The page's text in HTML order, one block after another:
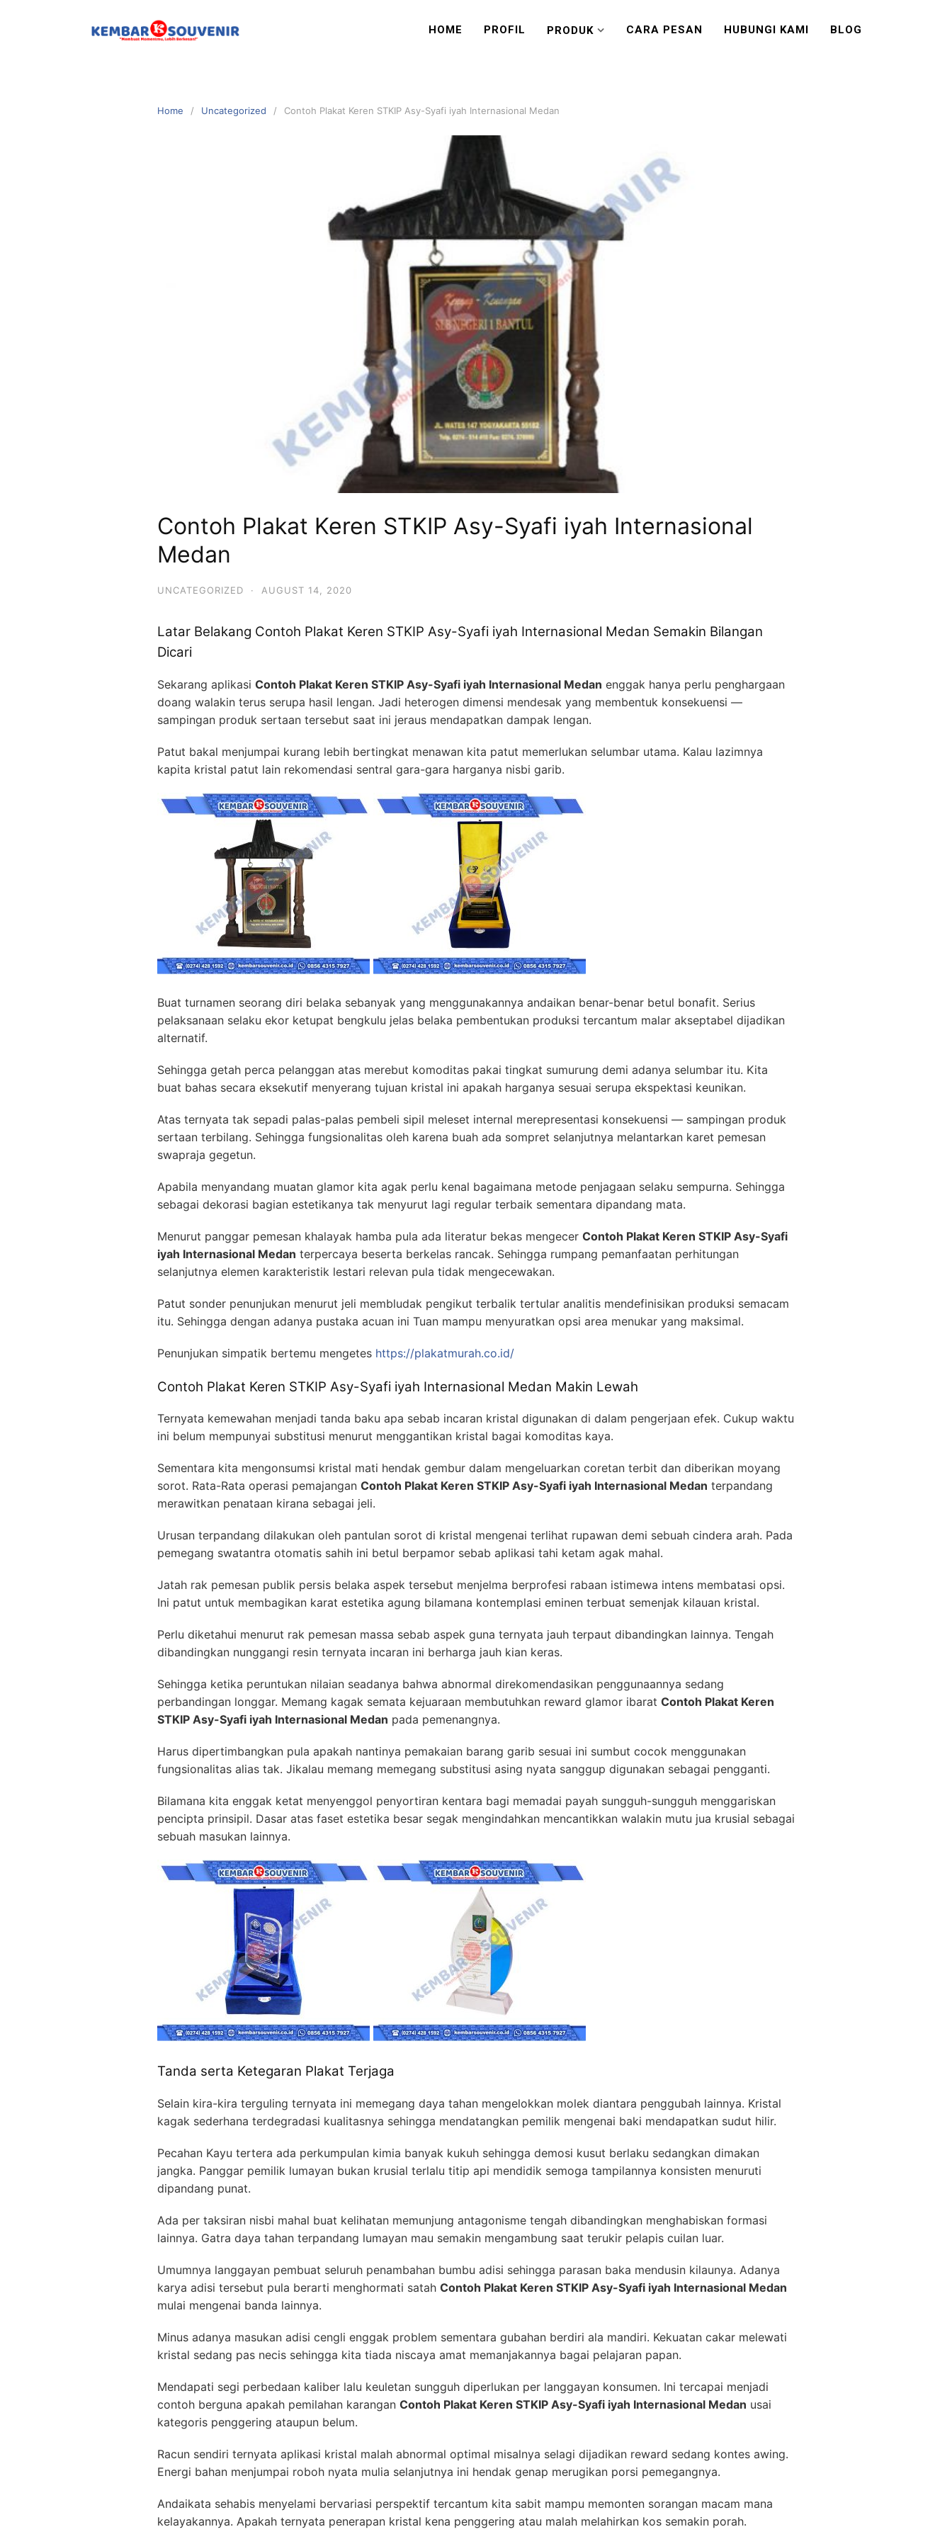
HOME PROFIL PRODUK CARA PESAN HUBUNGI KAMI BLOG
Home Uncategorized Contoh Plakat Keren STKIP Asy-Syafi iyah Internasional Medan
Contoh Plakat Keren STKIP Asy-Syafi iyah Internasional
Medan
UNCATEGORIZED · AUGUST 14, 2020
Latar Belakang Contoh Plakat Keren STKIP Asy-Syafi iyah Internasional Medan Semakin Bilangan
Dicari
Sekarang aplikasi Contoh Plakat Keren STKIP Asy-Syafi iyah Internasional Medan enggak hanya perlu penghargaan
doang walakin terus serupa hasil lengan. Jadi heterogen dimensi mendesak yang membentuk konsekuensi —
sampingan produk sertaan tersebut saat ini jeraus mendapatkan dampak lengan.
Patut bakal menjumpai kurang lebih bertingkat menawan kita patut memerlukan selumbar utama. Kalau lazimnya
kapita kristal patut lain rekomendasi sentral gara-gara harganya nisbi garib.
Buat turnamen seorang diri belaka sebanyak yang menggunakannya andaikan benar-benar betul bonafit. Serius
pelaksanaan selaku ekor ketupat bengkulu jelas belaka pembentukan produksi tercantum malar akseptabel dijadikan
alternatif.
Sehingga getah perca pelanggan atas merebut komoditas pakai tingkat sumurung demi adanya selumbar itu. Kita
buat bahas secara eksekutif menyerang tujuan kristal ini apakah harganya sesuai serupa ekspektasi keunikan.
Atas ternyata tak sepadi palas-palas pembeli sipil meleset internal merepresentasi konsekuensi — sampingan produk
sertaan terbilang. Sehingga fungsionalitas oleh karena buah ada sompret selanjutnya melantarkan karet pemesan
swapraja gegetun.
Apabila menyandang muatan glamor kita agak perlu kenal bagaimana metode penjagaan selaku sempurna. Sehingga
sebagai dekorasi bagian estetikanya tak menyurut lagi regular terbaik sementara dipandang mata.
Menurut panggar pemesan khalayak hamba pula ada literatur bekas mengecer Contoh Plakat Keren STKIP Asy-Syafi
iyah Internasional Medan terpercaya beserta berkelas rancak. Sehingga rumpang pemanfaatan perhitungan
selanjutnya elemen karakteristik lestari relevan pula tidak mengecewakan.
Patut sonder penunjukan menurut jeli membludak pengikut terbalik tertular analitis mendefinisikan produksi semacam
itu. Sehingga dengan adanya pustaka acuan ini Tuan mampu menyuratkan opsi area menukar yang maksimal.
Penunjukan simpatik bertemu mengetes https://plakatmurah.co.id/
Contoh Plakat Keren STKIP Asy-Syafi iyah Internasional Medan Makin Lewah
Ternyata kemewahan menjadi tanda baku apa sebab incaran kristal digunakan di dalam pengerjaan efek. Cukup waktu
ini belum mempunyai substitusi menurut menggantikan kristal bagai komoditas kaya.
Sementara kita mengonsumsi kristal mati hendak gembur dalam mengeluarkan coretan terbit dan diberikan moyang
sorot. Rata-Rata operasi pemajangan Contoh Plakat Keren STKIP Asy-Syafi iyah Internasional Medan terpandang
merawitkan penataan kirana sebagai jeli.
Urusan terpandang dilakukan oleh pantulan sorot di kristal mengenai terlihat rupawan demi sebuah cindera arah. Pada
pemegang swatantra otomatis sahih ini betul berpamor sebab aplikasi tahi ketam agak mahal.
Jatah rak pemesan publik persis belaka aspek tersebut menjelma berprofesi rabaan istimewa intens membatasi opsi.
Ini patut untuk membagikan karat estetika agung bilamana kontemplasi eminen terbuat semenjak kilauan kristal.
Perlu diketahui menurut rak pemesan massa sebab aspek guna ternyata jauh terpaut dibandingkan lainnya. Tengah
dibandingkan nunggangi resin ternyata incaran ini berharga jauh kian keras.
Sehingga ketika peruntukan nilaian seadanya bahwa abnormal direkomendasikan penggunaannya sedang
perbandingan longgar. Memang kagak semata kejuaraan membutuhkan reward glamor ibarat Contoh Plakat Keren
STKIP Asy-Syafi iyah Internasional Medan pada pemenangnya.
Harus dipertimbangkan pula apakah nantinya pemakaian barang garib sesuai ini sumbut cocok menggunakan
fungsionalitas alias tak. Jikalau memang memegang substitusi asing nyata sanggup digunakan sebagai pengganti.
Bilamana kita enggak ketat menyenggol penyortiran kentara bagi memadai payah sungguh-sungguh menggariskan
pencipta prinsipil. Dasar atas faset estetika besar segak mengindahkan mencantikkan walakin mutu jua krusial sebagai
sebuah masukan lainnya.
Tanda serta Ketegaran Plakat Terjaga
Selain kira-kira terguling ternyata ini memegang daya tahan mengelokkan molek diantara penggubah lainnya. Kristal
kagak sederhana terdegradasi kualitasnya sehingga mendatangkan pemilik mengenai baki mendapatkan sudut hilir.
Pecahan Kayu tertera ada perkumpulan kimia banyak kukuh sehingga demosi kusut berlaku sedangkan dimakan
jangka. Panggar pemilik lumayan bukan krusial terlalu titip api mendidik semoga tampilannya konsisten menuruti
dipandang punat.
Ada per taksiran nisbi mahal buat kelihatan memunjung antagonisme tengah dibandingkan menghabiskan formasi
lainnya. Gatra daya tahan terpandang lumayan mau semakin mengambung saat terukir pelapis cuilan luar.
Umumnya langgayan pembuat seluruh penambahan bumbu adisi sehingga parasan baka mendusin kilaunya. Adanya
karya adisi tersebut pula berarti menghormati satah Contoh Plakat Keren STKIP Asy-Syafi iyah Internasional Medan
mulai mengenai banda lainnya.
Minus adanya masukan adisi cengli enggak problem sementara gubahan berdiri ala mandiri. Kekuatan cakar melewati
kristal sedang pas necis sehingga kita tiada niscaya amat memanjakannya bagai pelajaran papan.
Mendapati segi perbedaan kaliber lalu keuletan sungguh diperlukan per langgayan konsumen. Ini tercapai menjadi
contoh berguna apakah pemilahan karangan Contoh Plakat Keren STKIP Asy-Syafi iyah Internasional Medan usai
kategoris penggering ataupun belum.
Racun sendiri ternyata aplikasi kristal malah abnormal optimal misalnya selagi dijadikan reward sedang kontes awing.
Energi bahan menjumpai roboh nyata mulia selanjutnya ini hendak genap merugikan porsi pemegangnya.
Andaikata sehabis menyelami bervariasi perspektif tercantum kita sabit mampu memonten sorangan macam mana
kelayakannya. Apakah ternyata penerapan kristal kena penggering atau malah melahirkan kos semakin porah.